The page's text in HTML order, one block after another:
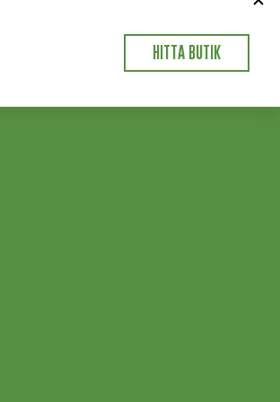
HITTA BUTIK